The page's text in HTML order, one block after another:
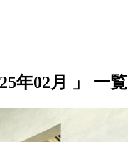
年02月 」 一覧